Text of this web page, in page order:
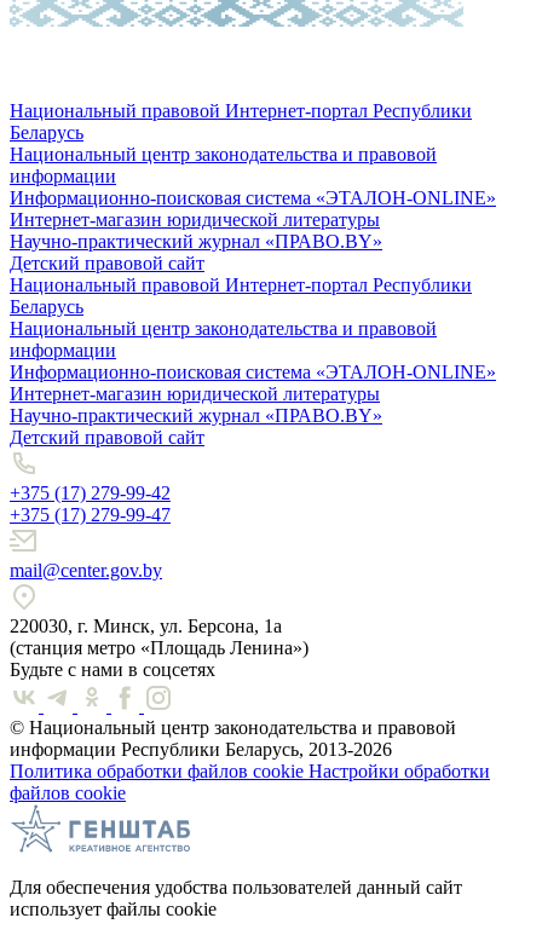
Национальный правовой Интернет-портал Республики
Беларусь
Национальный центр законодательства и правовой
информации
Информационно-поисковая система «ЭТАЛОН-ONLINE»
Интернет-магазин юридической литературы
Научно-практический журнал «ПРАВО.BY»
Детский правовой сайт
Национальный правовой Интернет-портал Республики
Беларусь
Национальный центр законодательства и правовой
информации
Информационно-поисковая система «ЭТАЛОН-ONLINE»
Интернет-магазин юридической литературы
Научно-практический журнал «ПРАВО.BY»
Детский правовой сайт
+375 (17) 279-99-42
+375 (17) 279-99-47
mail@center.gov.by
220030, г. Минск, ул. Берсона, 1а
(станция метро «Площадь Ленина»)
Будьте с нами в соцсетях
© Национальный центр законодательства и правовой
информации Республики Беларусь, 2013-2026
Политика обработки файлов cookie Настройки обработки
файлов cookie
Для обеспечения удобства пользователей данный сайт
использует файлы cookie